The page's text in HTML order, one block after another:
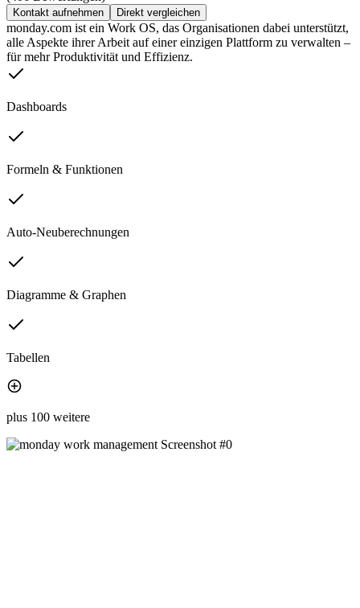
Kontakt aufnehmen Direkt vergleichen
monday.com ist ein Work OS, das Organisationen dabei unterstützt,
alle Aspekte ihrer Arbeit auf einer einzigen Plattform zu verwalten –
für mehr Produktivität und Effizienz.
Dashboards
Formeln & Funktionen
Auto-Neuberechnungen
Diagramme & Graphen
Tabellen
plus 100 weitere